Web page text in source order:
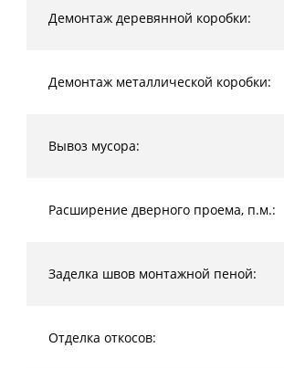
Демонтаж деревянной коробки:
Демонтаж металлической коробки:
Вывоз мусора:
Расширение дверного проема, п.м.:
Заделка швов монтажной пеной:
Отделка откосов: